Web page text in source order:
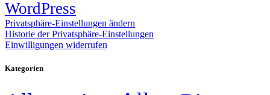
WordPress
Privatsphäre-Einstellungen ändern
Historie der Privatsphäre-Einstellungen
Einwilligungen widerrufen
Kategorien